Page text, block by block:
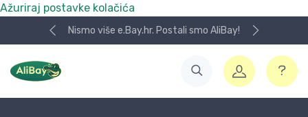
Ažuriraj postavke kolačića
Nismo više e.Bay.hr. Postali smo AliBay!